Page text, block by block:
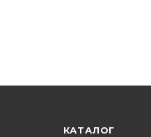
КАТАЛОГ